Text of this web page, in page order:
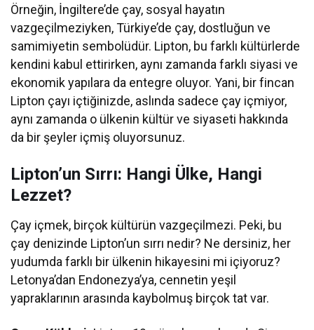
Örneğin, İngiltere’de çay, sosyal hayatın
vazgeçilmeziyken, Türkiye’de çay, dostluğun ve
samimiyetin sembolüdür. Lipton, bu farklı kültürlerde
kendini kabul ettirirken, aynı zamanda farklı siyasi ve
ekonomik yapılara da entegre oluyor. Yani, bir fincan
Lipton çayı içtiğinizde, aslında sadece çay içmiyor,
aynı zamanda o ülkenin kültür ve siyaseti hakkında
da bir şeyler içmiş oluyorsunuz.
Lipton’un Sırrı: Hangi Ülke, Hangi
Lezzet?
Çay içmek, birçok kültürün vazgeçilmezi. Peki, bu
çay denizinde Lipton’un sırrı nedir? Ne dersiniz, her
yudumda farklı bir ülkenin hikayesini mi içiyoruz?
Letonya’dan Endonezya’ya, cennetin yeşil
yapraklarının arasında kaybolmuş birçok tat var.